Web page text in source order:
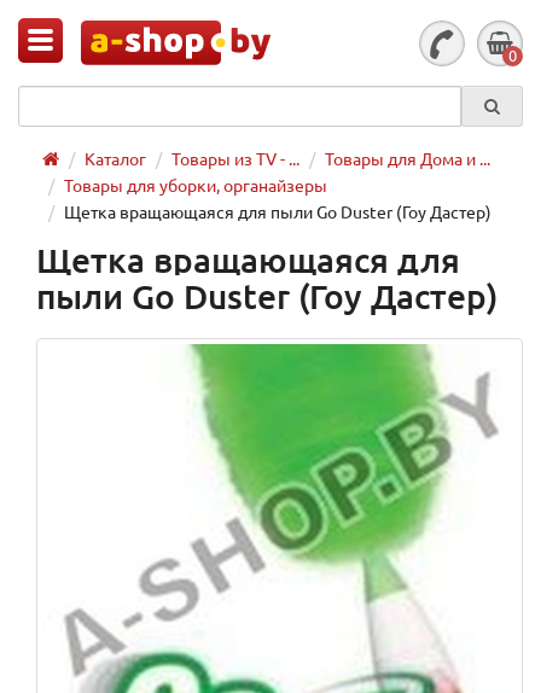
0
Каталог Товары из TV - ...
Товары для Дома и ...
Товары для уборки, органайзеры
Щетка вращающаяся для пыли Go Duster (Гоу Дастер)
Щетка вращающаяся для
пыли Go Duster (Гоу Дастер)